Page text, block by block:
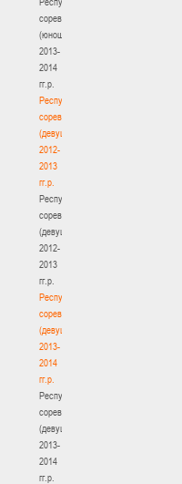
соревнования
(юноши)
2013-
2014
гг.р.
Республиканские
соревнования
(девушки)
2012-
2013
гг.р.
Республиканские
соревнования
(девушки)
2012-
2013
гг.р.
Республиканские
соревнования
(девушки)
2013-
2014
гг.р.
Республиканские
соревнования
(девушки)
2013-
2014
гг.р.